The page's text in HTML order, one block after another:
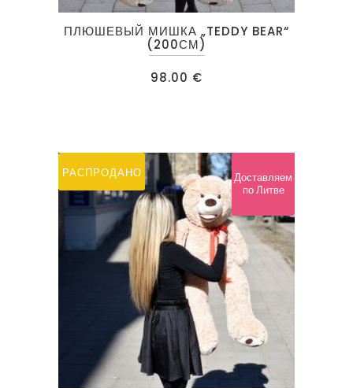
ПЛЮШЕВЫЙ МИШКА „TEDDY BEAR“
(200СМ)
98.00 €
РАСПРОДАНО
Доставляем
по Литве